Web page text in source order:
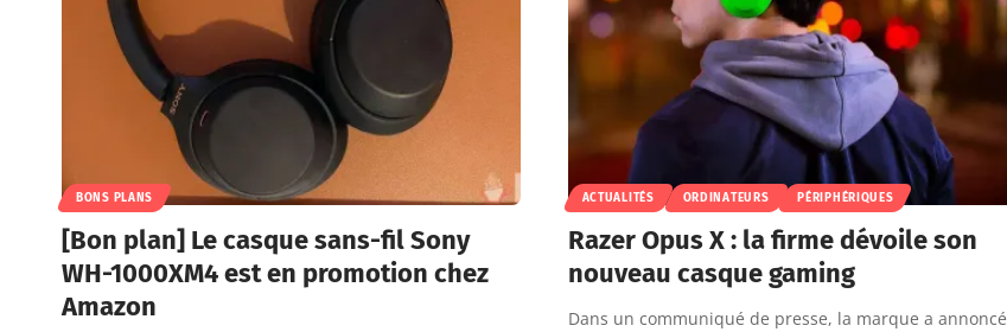
BONS PLANS
[Bon plan] Le casque sans-fil Sony
WH-1000XM4 est en promotion chez
Amazon
ACTUALITÉS ORDINATEURS PÉRIPHÉRIQUES
Razer Opus X : la firme dévoile son
nouveau casque gaming
Dans un communiqué de presse, la marque a annoncé